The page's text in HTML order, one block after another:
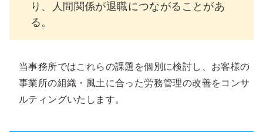
り、人間関係が退職につながることがあ
る。
当事務所ではこれらの課題を個別に検討し、お客様の
事業所の組織・風土に合った労務管理の改善をコンサ
ルティングいたします。